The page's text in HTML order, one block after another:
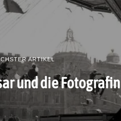
ARTIKEL
und die Fotografin